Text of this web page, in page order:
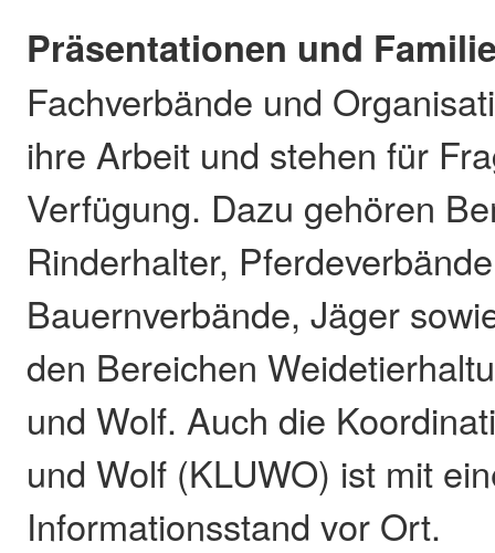
Präsentationen und
Fachverbände und
ihre Arbeit und stehen für
Verfügung. Dazu gehören
Rinderhalter,
Bauernverbände, Jäger
den Bereichen
und Wolf. Auch die
und Wolf (KLUWO) ist mit
Informationsstand vor Ort.